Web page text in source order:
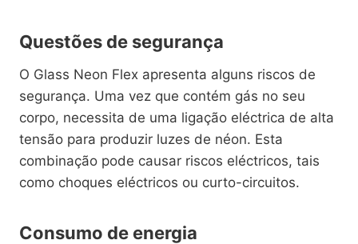
Questões de segurança
O Glass Neon Flex apresenta alguns riscos de
segurança. Uma vez que contém gás no seu
corpo, necessita de uma ligação eléctrica de alta
tensão para produzir luzes de néon. Esta
combinação pode causar riscos eléctricos, tais
como choques eléctricos ou curto-circuitos.
Consumo de energia